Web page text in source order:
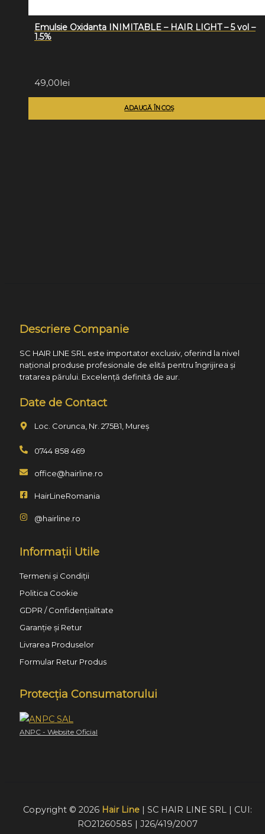
Emulsie Oxidanta INIMITABLE – HAIR LIGHT – 5 vol –
1.5%
49,00lei
ADAUGĂ ÎN COȘ
Descriere Companie
SC HAIR LINE SRL este importator exclusiv, oferind la nivel
național produse profesionale de elită pentru îngrijirea și
tratarea părului. Excelență definită de aur.
Date de Contact
Loc. Corunca, Nr. 275B1, Mureș
0744 858 469
office@hairline.ro
HairLineRomania
@hairline.ro
Informații Utile
Termeni și Condiții
Politica Cookie
GDPR / Confidențialitate
Garanție și Retur
Livrarea Produselor
Formular Retur Produs
Protecția Consumatorului
ANPC - Website Oficial
Copyright © 2026 Hair Line| SC HAIR LINE SRL | CUI:
RO21260585 | J26/419/2007